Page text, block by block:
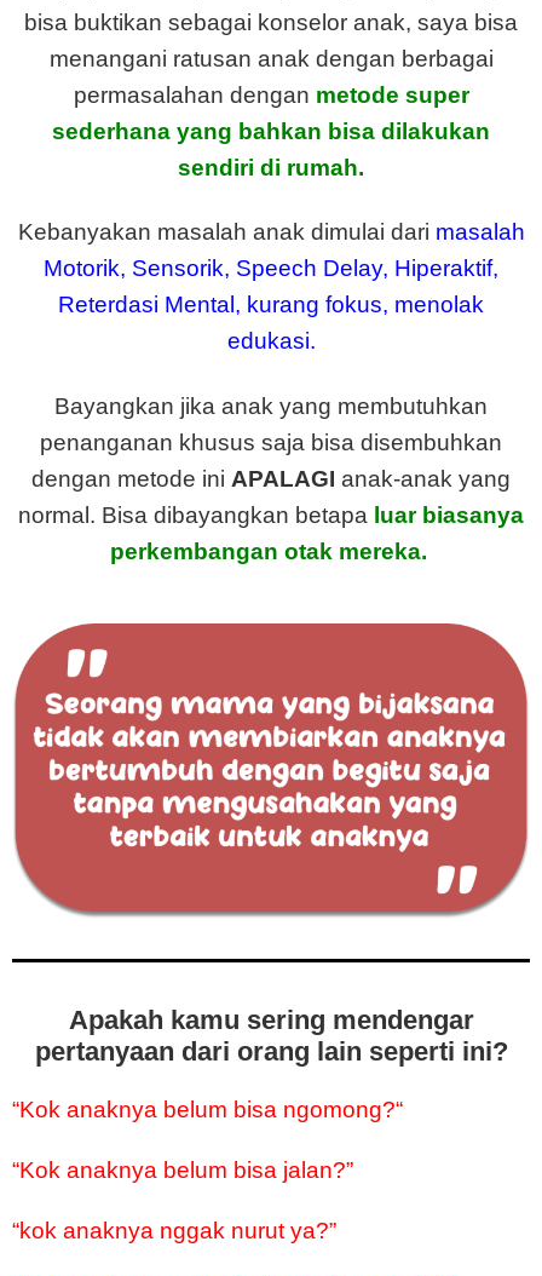
bisa buktikan sebagai konselor anak, saya bisa
menangani ratusan anak dengan berbagai
permasalahan dengan metode super
sederhana yang bahkan bisa dilakukan
sendiri di rumah.
Kebanyakan masalah anak dimulai dari masalah
Motorik, Sensorik, Speech Delay, Hiperaktif,
Reterdasi Mental, kurang fokus, menolak
edukasi.
Bayangkan jika anak yang membutuhkan
penanganan khusus saja bisa disembuhkan
dengan metode ini APALAGI anak-anak yang
normal. Bisa dibayangkan betapa luar biasanya
perkembangan otak mereka.
Apakah kamu sering mendengar
pertanyaan dari orang lain seperti ini?
“Kok anaknya belum bisa ngomong?“
“Kok anaknya belum bisa jalan?”
“kok anaknya nggak nurut ya?”